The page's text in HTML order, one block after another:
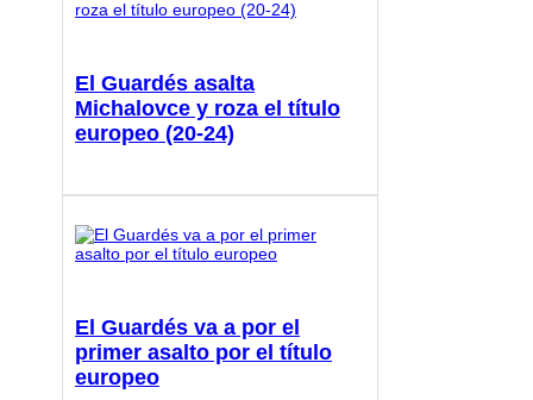
El Guardés asalta
Michalovce y roza el título
europeo (20-24)
El Guardés va a por el
primer asalto por el título
europeo